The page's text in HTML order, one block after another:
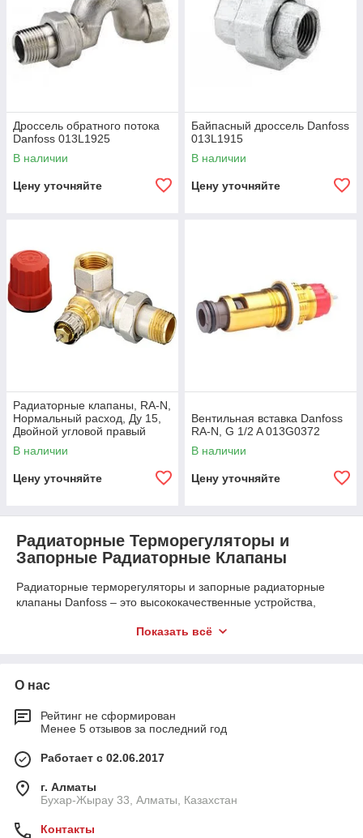
Дроссель обратного потока
Danfoss 013L1925
В наличии
Цену уточняйте
Байпасный дроссель Danfoss
013L1915
В наличии
Цену уточняйте
Радиаторные клапаны, RA-N,
Нормальный расход, Ду 15,
Двойной угловой правый
В наличии
Цену уточняйте
Вентильная вставка Danfoss
RA-N, G 1/2 A 013G0372
В наличии
Цену уточняйте
Радиаторные Терморегуляторы и
Запорные Радиаторные Клапаны
Радиаторные терморегуляторы и запорные радиаторные
клапаны Danfoss – это высококачественные устройства,
отопительными системами. Эти компоненты предназначены
в помещениях и снизить энергопотребление.
Радиаторные терморегуляторы Danfoss предназначены для
автоматического регулирования температуры в помещении
путем управления подачей теплоносителя к радиатору. Они
обеспечивают точное поддержание заданной температуры,
способствуя экономии энергии и созданию комфортных
условий.
Преимущества радиаторных терморегуляторов
Показать всё
О нас
Рейтинг не сформирован
Менее 5 отзывов за последний год
Работает с 02.06.2017
г. Алматы
Бухар-Жырау 33, Алматы, Казахстан
Контакты